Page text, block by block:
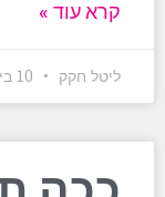
קרא עוד »
ליטל חקק